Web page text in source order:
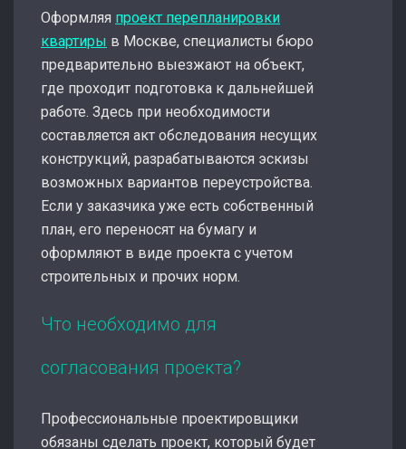
Оформляя проект перепланировки
квартиры в Москве, специалисты бюро
предварительно выезжают на объект,
где проходит подготовка к дальнейшей
работе. Здесь при необходимости
составляется акт обследования несущих
конструкций, разрабатываются эскизы
возможных вариантов переустройства.
Если у заказчика уже есть собственный
план, его переносят на бумагу и
оформляют в виде проекта с учетом
строительных и прочих норм.
Что необходимо для
согласования проекта?
Профессиональные проектировщики
обязаны сделать проект, который будет